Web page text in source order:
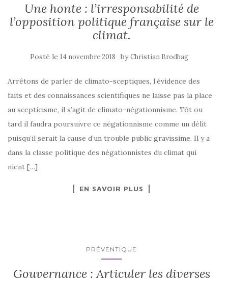
Une honte : l’irresponsabilité de
l’opposition politique française sur le
climat.
Posté le 14 novembre 2018 byChristian Brodhag
Arrêtons de parler de climato-sceptiques, l’évidence des
faits et des connaissances scientifiques ne laisse pas la place
au scepticisme, il s’agit de climato-négationnisme. Tôt ou
tard il faudra poursuivre ce négationnisme comme un délit
puisqu’il serait la cause d’un trouble public gravissime. Il y a
dans la classe politique des négationnistes du climat qui
nient […]
EN SAVOIR PLUS
PRÉVENTIQUE
Gouvernance : Articuler les diverses